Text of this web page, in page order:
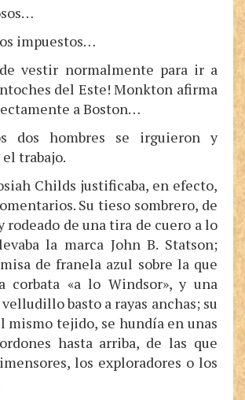
impuestos…
vestir normalmente para ir a
del Este! Monkton afirma
a Boston…
dos hombres se irguieron y
trabajo.
Childs justificaba, en efecto,
Su tieso sombrero, de
rodeado de una tira de cuero a lo
la marca John B. Statson;
de franela azul sobre la que
corbata «a lo Windsor», y una
basto a rayas anchas; su
mismo tejido, se hundía en unas
hasta arriba, de las que
los exploradores o los